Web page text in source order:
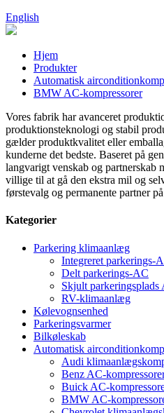
English
Hjem
Produkter
Automatisk
BMW AC-kompressorer
Vores fabrik har avanceret
produktionsteknologi og stabil
gælder produktkvalitet eller
kunderne det bedste. Baseret på
langvarigt venskab og partnerskab
villige til at gå den ekstra mil og
førstevalg og permanente partner
Kategorier
Parkering klimaanlæg
Integreret parkerings-
Delt parkerings-AC
Skjult parkeringsplads
RV-klimaanlæg
Kølevognsenhed
Parkeringsvarmer
Bilkøleskab
Automatisk
Audi
Benz AC-
Buick AC-
BMW AC-